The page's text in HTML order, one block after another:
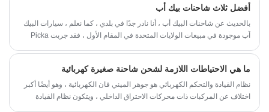
أفضل ثلاث شاحنات بيك أب
بالحديث عن شاحنات البيك أب ، أنا نادر جدًا في بلدي ، كما نعلم ، سيارات البيك
آب موجودة في مبيعات الولايات المتحدة في المقام الأول ، فقد جربت Picka
ما هي الاحتياطات اللازمة لشحن شاحنة صغيرة كهربائية
نظام القيادة والتحكم الكهربائي هو جوهر الميني فان الكهربائية ، وهو أيضًا أكبر
اختلاف عن المركبات ذات محركات الاحتراق الداخلي ، ويتكون نظام القيادة